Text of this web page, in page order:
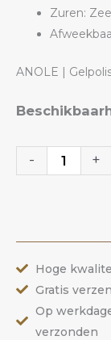
Zuren:
ANOLE |
-
Gelpolish
Dazzle
+
Hoge
Gratis
Op
verzonden